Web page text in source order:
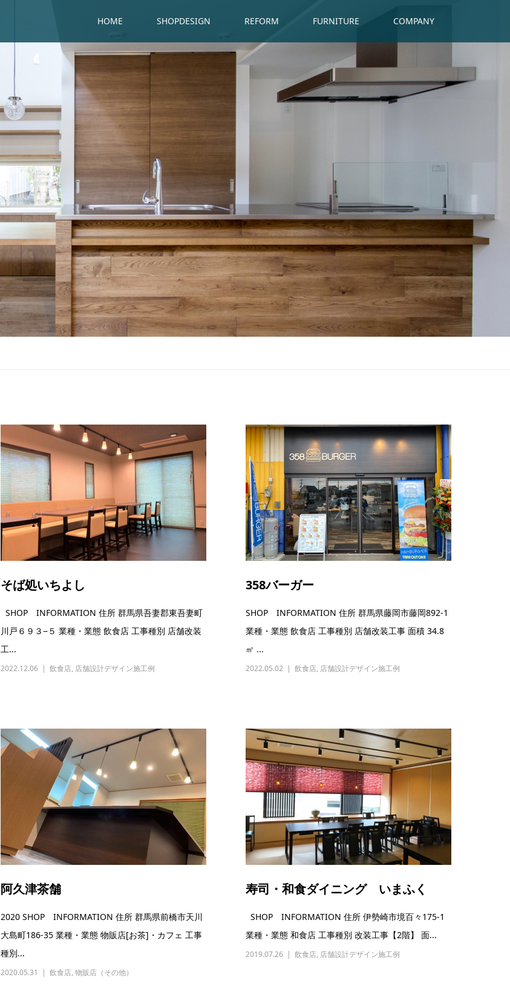
HOME SHOPDESIGN REFORM FURNITURE COMPANY
そば処いちよし
SHOP INFORMATION 住所 群馬県吾妻郡東吾妻町
川戸６９３−５ 業種・業態 飲食店 工事種別 店舗改装
工...
2022.12.06 飲食店, 店舗設計デザイン施工例
358バーガー
SHOP INFORMATION 住所 群馬県藤岡市藤岡892-1
業種・業態 飲食店 工事種別 店舗改装工事 面積 34.8
㎡ ...
2022.05.02 飲食店, 店舗設計デザイン施工例
阿久津茶舗
2020 SHOP INFORMATION 住所 群馬県前橋市天川
大島町186-35 業種・業態 物販店[お茶]・カフェ 工事
種別...
2020.05.31 飲食店, 物販店（その他）
寿司・和食ダイニング いまふく
SHOP INFORMATION 住所 伊勢崎市境百々175-1
業種・業態 和食店 工事種別 改装工事【2階】 面...
2019.07.26 飲食店, 店舗設計デザイン施工例